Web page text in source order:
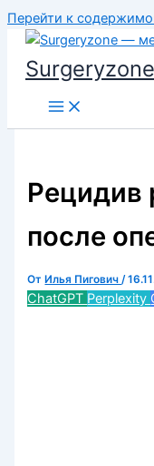
Перейти к
Рецидив
после
От Илья Пигович/
ChatGPT Perplexity